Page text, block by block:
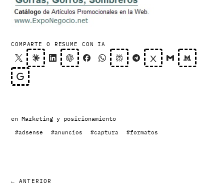
COMPARTE O RESUME CON IA
en Marketing y posicionamiento
#adsense #anuncios #captura #formatos
← ANTERIOR